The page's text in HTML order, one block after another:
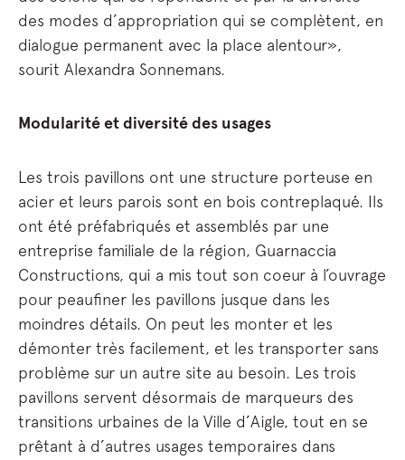
des modes d’appropriation qui se complètent, en
dialogue permanent avec la place alentour»,
sourit Alexandra Sonnemans.
Modularité et diversité des usages
Les trois pavillons ont une structure porteuse en
acier et leurs parois sont en bois contreplaqué. Ils
ont été préfabriqués et assemblés par une
entreprise familiale de la région, Guarnaccia
Constructions, qui a mis tout son coeur à l’ouvrage
pour peaufiner les pavillons jusque dans les
moindres détails. On peut les monter et les
démonter très facilement, et les transporter sans
problème sur un autre site au besoin. Les trois
pavillons servent désormais de marqueurs des
transitions urbaines de la Ville d’Aigle, tout en se
prêtant à d’autres usages temporaires dans